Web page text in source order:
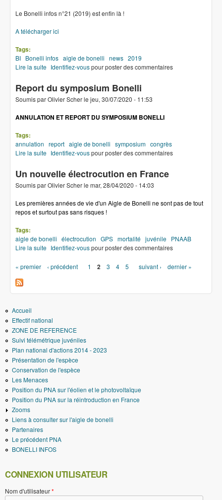
Le Bonelli infos n°21 (2019) est enfin là !
A télécharger ici
Tags:
BI Bonelli infos aigle de bonelli news 2019
Lire la suite de Bonelli infos 21
Identifiez-vouspour poster des commentaires
Report du symposium Bonelli
Soumis parOlivier Scherle jeu, 30/07/2020 - 11:53
ANNULATION ET REPORT DU SYMPOSIUM BONELLI
Tags:
annulation report aigle de bonelli symposium congrès
Lire la suite de Report du symposium Bonelli
Identifiez-vouspour poster des commentaires
Un nouvelle électrocution en France
Soumis parOlivier Scherle mar, 28/04/2020 - 14:03
Les premières années de vie d'un Aigle de Bonelli ne sont pas de tout
repos et surtout pas sans risques !
Tags:
aigle de bonelli électrocution GPS mortalité juvénile PNAAB
Lire la suite de Un nouvelle électrocution en France
Identifiez-vouspour poster des commentaires
Pages
« premier ‹ précédent 1 2 3 4 5 suivant › dernier »
Accueil
Effectif national
ZONE DE REFERENCE
Suivi télémétrique juvéniles
Plan national d'actions 2014 - 2023
Présentation de l'espèce
Conservation de l'espèce
Les Menaces
Position du PNA sur l'éolien et le photovoltaïque
Position du PNA sur la réintroduction en France
Zooms
Liens à consulter sur l'aigle de bonelli
Partenaires
Le précédent PNA
BONELLI INFOS
CONNEXION UTILISATEUR
Nom d'utilisateur*